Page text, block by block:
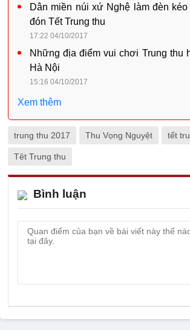
Dân miền núi xứ Nghệ làm đèn
đón Tết Trung thu
17:22 04/10/2017
Những địa điểm vui chơi Trung thu
Hà Nội
15:16 04/10/2017
Xem thêm
trung thu 2017 Thu Vọng Nguyệt tết
Têt Trung thu
Bình luận